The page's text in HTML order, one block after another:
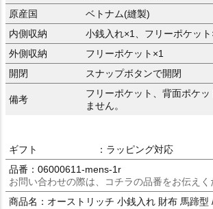
原産国
ベトナム(縫製)
内側収納
小銭入れ×1、フリーポケット
外側収納
フリーポケット×1
開閉
スナップボタンで開閉
備考
フリーポケット、背面ポケッ
ません。
ギフト
：ラッピング対応
品番：06000611-mens-1r
お問い合わせの際は、コチラの品番をお伝えく
商品名：オーストリッチ 小銭入れ 財布 馬蹄型